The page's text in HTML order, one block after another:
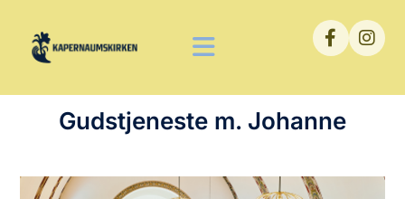
Gudstjeneste m. Johanne